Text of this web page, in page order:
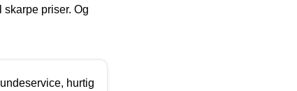
skarpe priser. Og
hurtig